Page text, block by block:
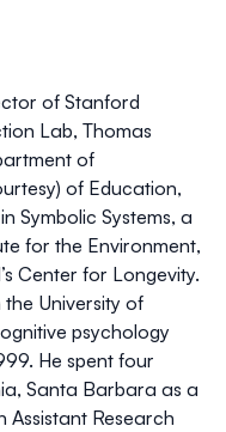
of Stanford
Lab, Thomas
of
of Education,
Symbolic Systems, a
for the Environment,
Center for Longevity.
University of
psychology
He spent four
Santa Barbara as a
Research